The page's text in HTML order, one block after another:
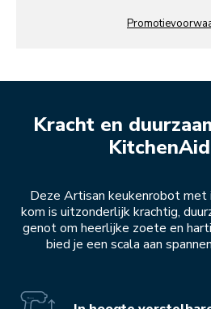
Kracht en
Deze Artisan keukenrobot
kom is uitzonderlijk krachtig,
genot om heerlijke zoete en
bied je een scala aan